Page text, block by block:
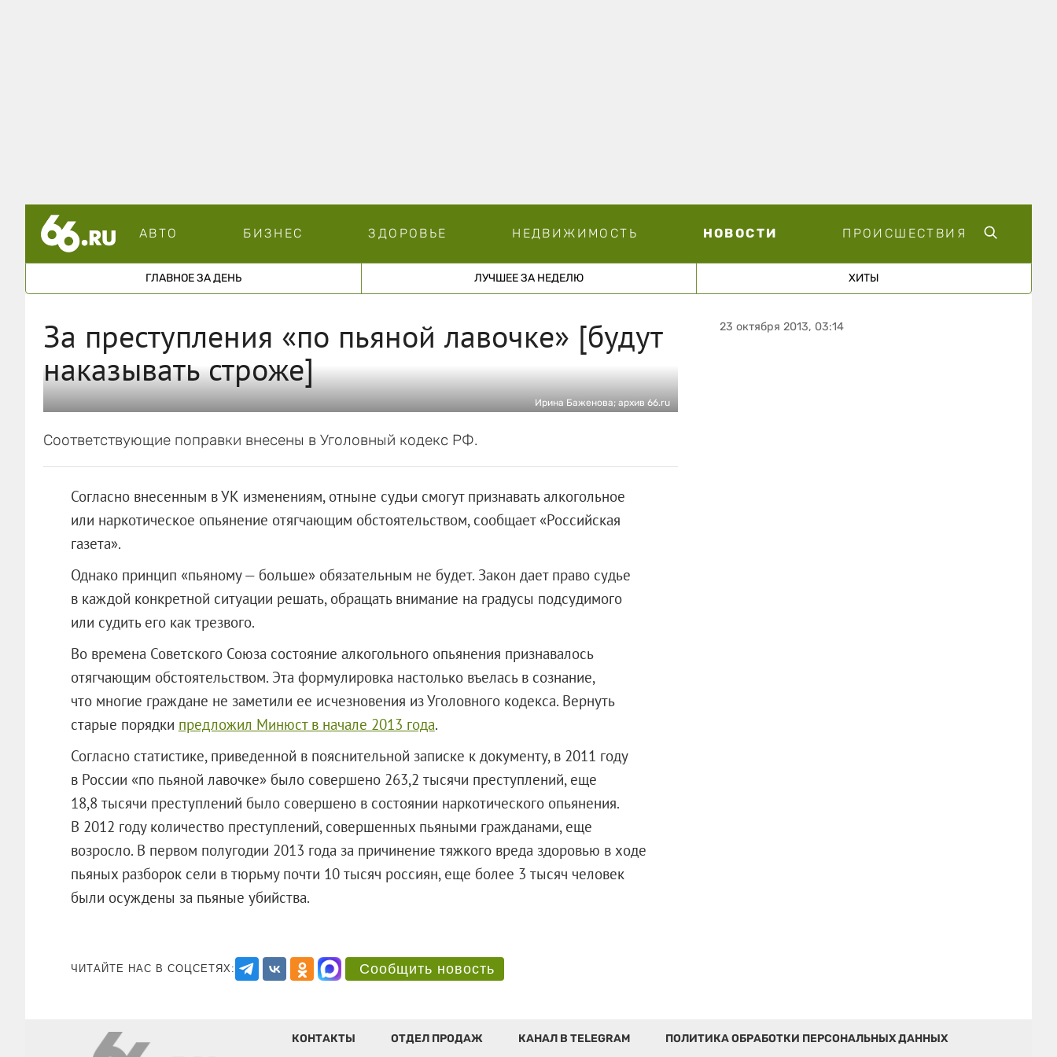
АВТО БИЗНЕС ЗДОРОВЬЕ НЕДВИЖИМОСТЬ НОВОСТИ ПРОИСШЕСТВИЯ
ГЛАВНОЕ ЗА ДЕНЬ ЛУЧШЕЕ ЗА НЕДЕЛЮ ХИТЫ
За преступления «по пьяной лавочке» [будут
наказывать строже]
Ирина Баженова; архив 66.ru
Соответствующие поправки внесены в Уголовный кодекс РФ.
Согласно внесенным в УК изменениям, отныне судьи смогут признавать алкогольное
или наркотическое опьянение отягчающим обстоятельством, сообщает «Российская
газета».
Однако принцип «пьяному — больше» обязательным не будет. Закон дает право судье
в каждой конкретной ситуации решать, обращать внимание на градусы подсудимого
или судить его как трезвого.
Во времена Советского Союза состояние алкогольного опьянения признавалось
отягчающим обстоятельством. Эта формулировка настолько въелась в сознание,
что многие граждане не заметили ее исчезновения из Уголовного кодекса. Вернуть
старые порядки предложил Минюст в начале 2013 года.
Согласно статистике, приведенной в пояснительной записке к документу, в 2011 году
в России «по пьяной лавочке» было совершено 263,2 тысячи преступлений, еще
18,8 тысячи преступлений было совершено в состоянии наркотического опьянения.
В 2012 году количество преступлений, совершенных пьяными гражданами, еще
возросло. В первом полугодии 2013 года за причинение тяжкого вреда здоровью в ходе
пьяных разборок сели в тюрьму почти 10 тысяч россиян, еще более 3 тысяч человек
были осуждены за пьяные убийства.
ЧИТАЙТЕ НАС В СОЦСЕТЯХ: Сообщить новость
23 октября 2013, 03:14
КОНТАКТЫ ОТДЕЛ ПРОДАЖ КАНАЛ В TELEGRAM ПОЛИТИКА ОБРАБОТКИ ПЕРСОНАЛЬНЫХ ДАННЫХ